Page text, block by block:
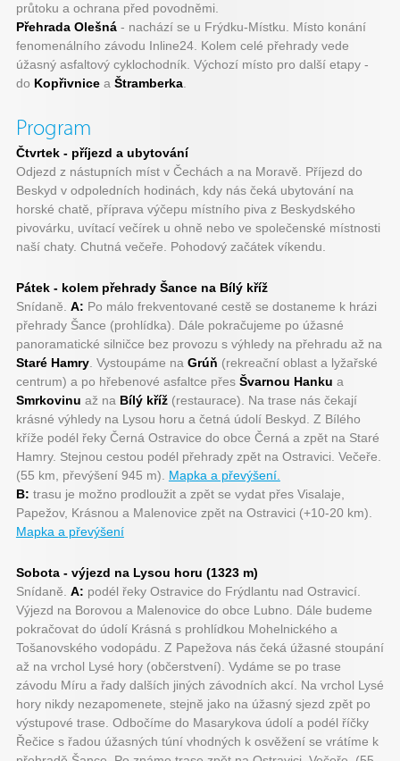
průtoku a ochrana před povodněmi.
Přehrada Olešná- nachází se u Frýdku-Místku. Místo konání
fenomenálního závodu Inline24. Kolem celé přehrady vede
úžasný asfaltový cyklochodník. Výchozí místo pro další etapy -
do Kopřivnicea Štramberka.
Program
Čtvrtek - příjezd a ubytování
Odjezd z nástupních míst v Čechách a na Moravě. Příjezd do
Beskyd v odpoledních hodinách, kdy nás čeká ubytování na
horské chatě, příprava výčepu místního piva z Beskydského
pivovárku, uvítací večírek u ohně nebo ve společenské místnosti
naší chaty. Chutná večeře. Pohodový začátek víkendu.
Pátek - kolem přehrady Šance na Bílý kříž
Snídaně. A: Po málo frekventované cestě se dostaneme k hrázi
přehrady Šance (prohlídka). Dále pokračujeme po úžasné
panoramatické silničce bez provozu s výhledy na přehradu až na
Staré Hamry. Vystoupáme na Grúň (rekreační oblast a lyžařské
centrum) a po hřebenové asfaltce přes Švarnou Hanku a
Smrkovinu až na Bílý kříž(restaurace). Na trase nás čekají
krásné výhledy na Lysou horu a četná údolí Beskyd. Z Bílého
kříže podél řeky Černá Ostravice do obce Černá a zpět na Staré
Hamry. Stejnou cestou podél přehrady zpět na Ostravici. Večeře.
(55 km, převýšení 945 m). Mapka a převýšení.
B: trasu je možno prodloužit a zpět se vydat přes Visalaje,
Papežov, Krásnou a Malenovice zpět na Ostravici (+10-20 km).
Mapka a převýšení
Sobota - výjezd na Lysou horu (1323 m)
Snídaně. A: podél řeky Ostravice do Frýdlantu nad Ostravicí.
Výjezd na Borovou a Malenovice do obce Lubno. Dále budeme
pokračovat do údolí Krásná s prohlídkou Mohelnického a
Tošanovského vodopádu. Z Papežova nás čeká úžasné stoupání
až na vrchol Lysé hory (občerstvení). Vydáme se po trase
závodu Míru a řady dalších jiných závodních akcí. Na vrchol Lysé
hory nikdy nezapomenete, stejně jako na úžasný sjezd zpět po
výstupové trase. Odbočíme do Masarykova údolí a podél říčky
Řečice s řadou úžasných túní vhodných k osvěžení se vrátíme k